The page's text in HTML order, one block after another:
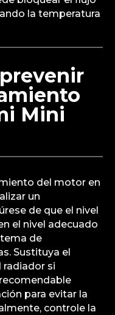
la temperatura
Mini
del motor en
un
de que el nivel
el nivel adecuado
de
Sustituya el
si
para evitar la
controle la